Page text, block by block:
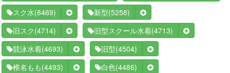
スク水(8469) 新型(5258)
旧スク (4714) 旧型スクール水着(4713)
競泳水着(4693) 旧型(4504)
椎名もも (4493) 白色(4486)